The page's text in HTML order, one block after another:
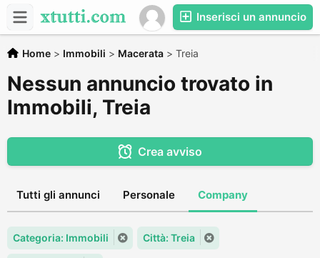
Inserisci un annuncio
Home > Immobili > Macerata > Treia
Nessun annuncio trovato in
Immobili, Treia
Crea avviso
Tutti gli annunci Personale Company
Categoria: Immobili Città: Treia